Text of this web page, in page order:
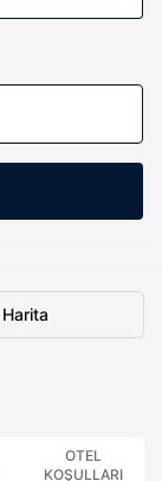
Harita
OTEL
KOŞULLARI